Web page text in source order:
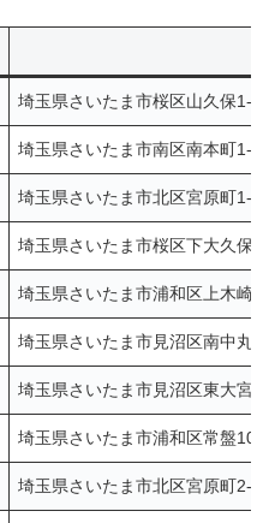
埼玉県さいたま市桜区山久保
埼玉県さいたま市南区南本町
埼玉県さいたま市北区宮原町
埼玉県さいたま市桜区下大久
埼玉県さいたま市浦和区上木
埼玉県さいたま市見沼区南中
埼玉県さいたま市見沼区東大
埼玉県さいたま市浦和区常盤
埼玉県さいたま市北区宮原町